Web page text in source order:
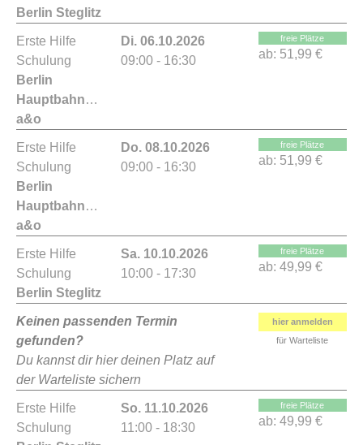
Berlin Steglitz
Erste Hilfe
Schulung
Berlin
Hauptbahnhof
a&o
Di. 06.10.2026
09:00 - 16:30
freie Plätze
ab: 51,99 €
Erste Hilfe
Schulung
Berlin
Hauptbahnhof
a&o
Do. 08.10.2026
09:00 - 16:30
freie Plätze
ab: 51,99 €
Erste Hilfe
Schulung
Berlin Steglitz
Sa. 10.10.2026
10:00 - 17:30
freie Plätze
ab: 49,99 €
Keinen passenden Termin
gefunden?
Du kannst dir hier deinen Platz auf
der Warteliste sichern
hier anmelden
für Warteliste
Erste Hilfe
Schulung
So. 11.10.2026
11:00 - 18:30
freie Plätze
ab: 49,99 €